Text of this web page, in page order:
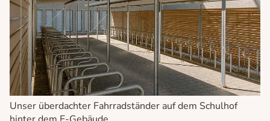
Unser überdachter Fahrradständer auf dem Schulhof